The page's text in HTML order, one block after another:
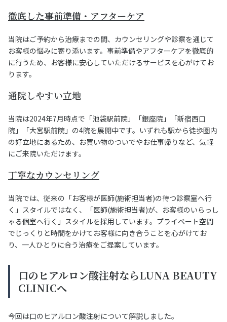
徹底した事前準備・アフターケア
当院はご予約から治療までの間、カウンセリングや診察を通じて
お客様の悩みに寄り添います。事前準備やアフターケアを徹底的
に行うため、お客様に安心していただけるサービスを心がけてお
ります。
通院しやすい立地
当院は2024年7月時点で「池袋駅前院」「銀座院」「新宿西口
院」「大宮駅前院」の4院を展開中です。いずれも駅から徒歩圏内
の好立地にあるため、お買い物のついでやお仕事帰りなど、気軽
にご来院いただけます。
丁寧なカウンセリング
当院では、従来の「お客様が医師(施術担当者)の待つ診察室へ行
く」スタイルではなく、「医師(施術担当者)が、お客様のいらっし
ゃる個室へ行く」スタイルを採用しています。プライベート空間
でじっくりと時間をかけてお客様に向き合うことを心がけてお
り、一人ひとりに合う治療をご提案しています。
口のヒアルロン酸注射ならLUNA BEAUTY
CLINICへ
今回は口のヒアルロン酸注射について解説しました。